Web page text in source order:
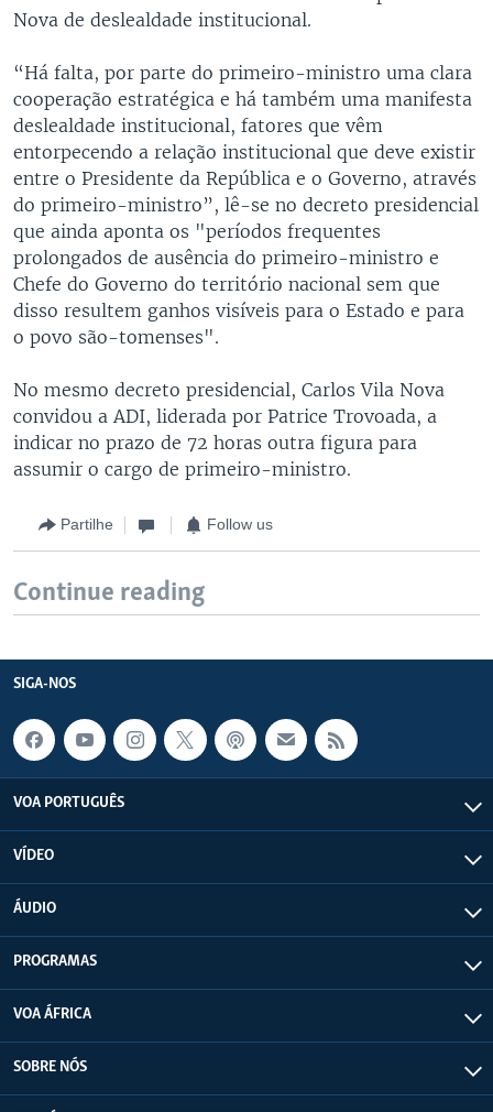
Nova de deslealdade institucional.
“Há falta, por parte do primeiro-ministro uma clara
cooperação estratégica e há também uma manifesta
deslealdade institucional, fatores que vêm
entorpecendo a relação institucional que deve existir
entre o Presidente da República e o Governo, através
do primeiro-ministro”, lê-se no decreto presidencial
que ainda aponta os "períodos frequentes
prolongados de ausência do primeiro-ministro e
Chefe do Governo do território nacional sem que
disso resultem ganhos visíveis para o Estado e para
o povo são-tomenses".
No mesmo decreto presidencial, Carlos Vila Nova
convidou a ADI, liderada por Patrice Trovoada, a
indicar no prazo de 72 horas outra figura para
assumir o cargo de primeiro-ministro.
Partilhe Follow us
Continue reading
SIGA-NOS
VOA PORTUGUÊS
VÍDEO
ÁUDIO
PROGRAMAS
VOA ÁFRICA
SOBRE NÓS